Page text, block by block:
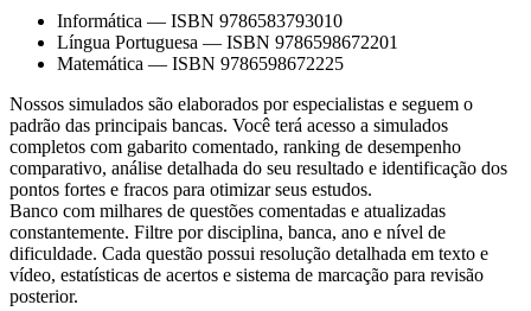
Informática — ISBN 9786583793010
Língua Portuguesa — ISBN 9786598672201
Matemática — ISBN 9786598672225
Nossos simulados são elaborados por especialistas e seguem o
padrão das principais bancas. Você terá acesso a simulados
completos com gabarito comentado, ranking de desempenho
comparativo, análise detalhada do seu resultado e identificação dos
pontos fortes e fracos para otimizar seus estudos.
Banco com milhares de questões comentadas e atualizadas
constantemente. Filtre por disciplina, banca, ano e nível de
dificuldade. Cada questão possui resolução detalhada em texto e
vídeo, estatísticas de acertos e sistema de marcação para revisão
posterior.